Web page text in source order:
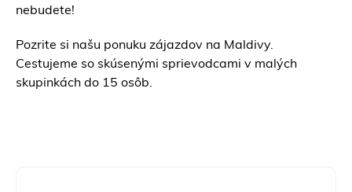
nebudete!
Pozrite si našu ponuku zájazdov na Maldivy.
Cestujeme so skúsenými sprievodcami v malých
skupinkách do 15 osôb.